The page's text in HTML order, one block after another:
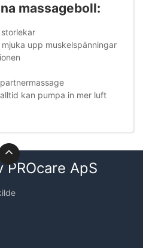
massageboll:
upp muskelspänningar
kan pumpa in mer luft
PROcare ApS